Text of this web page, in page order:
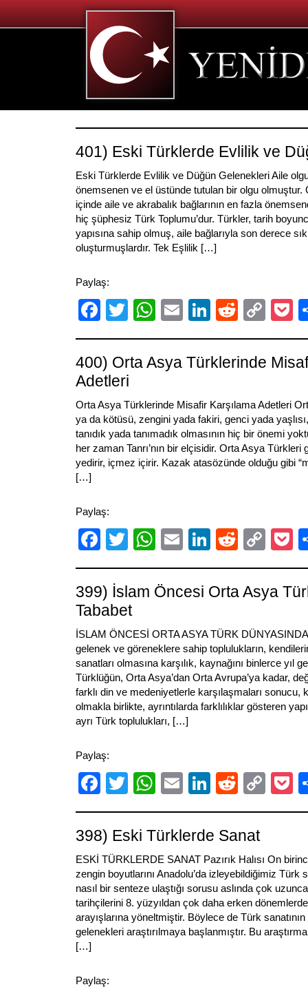
401) Eski Türklerde Evlilik ve
Eski Türklerde Evlilik ve Düğün Gelenekleri Aile
önemsenen ve el üstünde tutulan bir olgu olmuştur.
içinde aile ve akrabalık bağlarının en fazla
hiç şüphesiz Türk Toplumu’dur. Türkler, tarih
yapısına sahip olmuş, aile bağlarıyla son derece
oluşturmuşlardır. Tek Eşlilik […]
Paylaş:
Facebook
TwitterWhatsApp
EmailLinkedIn
Reddit
Link
400) Orta Asya Türklerinde
Adetleri
Orta Asya Türklerinde Misafir Karşılama Adetleri
ya da kötüsü, zengini yada fakiri, genci yada
tanıdık yada tanımadık olmasının hiç bir önemi
her zaman Tanrı’nın bir elçisidir. Orta Asya
yedirir, içmez içirir. Kazak atasözünde olduğu gibi
[…]
Paylaş:
Facebook
TwitterWhatsApp
EmailLinkedIn
Reddit
Link
399) İslam Öncesi Orta Asya
Tababet
İSLAM ÖNCESİ ORTA ASYA TÜRK
gelenek ve göreneklere sahip toplulukların,
sanatları olmasına karşılık, kaynağını binlerce yıl
Türklüğün, Orta Asya’dan Orta Avrupa’ya kadar,
farklı din ve medeniyetlerle karşılaşmaları sonucu,
olmakla birlikte, ayrıntılarda farklılıklar gösteren
ayrı Türk toplulukları, […]
Paylaş:
Facebook
TwitterWhatsApp
EmailLinkedIn
Reddit
Link
398) Eski Türklerde Sanat
ESKİ TÜRKLERDE SANAT Pazırık Halısı On
zengin boyutlarını Anadolu’da izleyebildiğimiz Türk
nasıl bir senteze ulaştığı sorusu aslında çok
tarihçilerini 8. yüzyıldan çok daha erken
arayışlarına yöneltmiştir. Böylece de Türk
gelenekleri araştırılmaya başlanmıştır. Bu
[…]
Paylaş: